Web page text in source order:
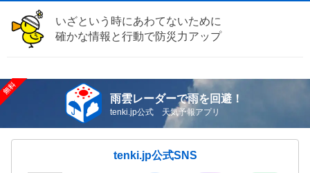
いざという時にあわてないために
確かな情報と行動で防災力アップ
雨雲レーダーで雨を回避！
tenki.jp公式 天気予報アプリ
tenki.jp公式SNS